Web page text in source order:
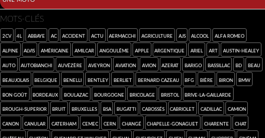
MOTS-CLÉS
2cv 4L abbaye AC accident Actu Aermacchi agriculture AJS alcool Alfa Romeo
Alpine Alvis américaine Amilcar Angoulême Apple argentique Ariel art Austin-Healey
auto Autobianchi Auvézère Aveyron aviation avion Azerat Barigo Bassillac BD beau
Beaujolais Belgique Benelli Bentley Berliet Bernard Cazeau BFG bière Biron BMW
bon goût Bordeaux Boulazac Bourgogne bricolage Bristol Brive-la-Gaillarde
Brough-Superior bruit Bruxelles BSA Bugatti Cabossés cabriolet Cadillac camion
Canon canular Caterham CEMEC Cern Changé Chapelle-Gonaguet Charente chat